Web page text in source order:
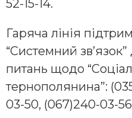
52-15-14.
Гаряча лінія
“Системний
питань щодо
тернополянина”:
03-50, (067)240-03-